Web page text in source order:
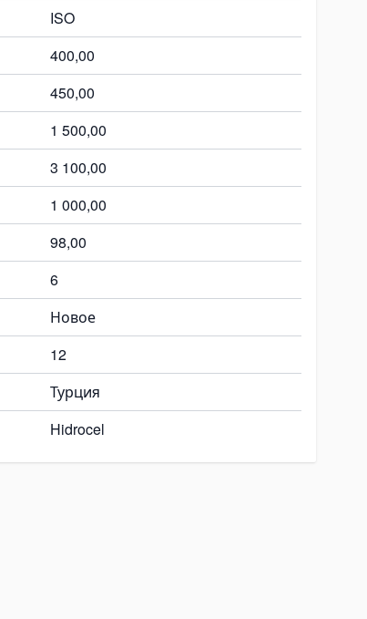
ISO
400,00
450,00
1 500,00
3 100,00
1 000,00
98,00
6
Новое
12
Турция
Hidrocel